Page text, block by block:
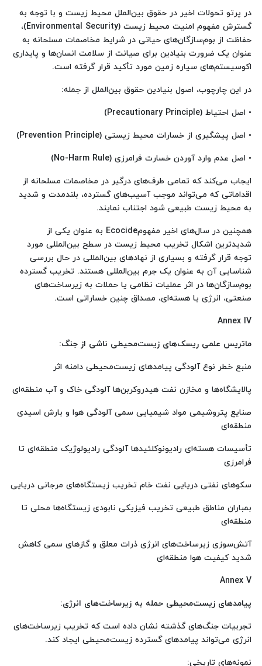
در پرتو تحولات اخیر در حقوق بین‌الملل محیط زیست و با توجه به
گسترش مفهوم امنیت محیط زیست (Environmental Security)،
حفاظت از بوم‌سازگان‌های حیاتی در شرایط مخاصمات مسلحانه به
عنوان یک ضرورت بنیادین برای صیانت از سلامت انسان‌ها و پایداری
اکوسیستم‌های سیاره زمین مورد تأکید قرار گرفته است.
در این چارچوب، اصول بنیادین حقوق بین‌الملل از جمله:
• اصل احتیاط (Precautionary Principle)
• اصل پیشگیری از خسارات محیط زیستی (Prevention Principle)
• اصل عدم وارد آوردن خسارت فرامرزی (No-Harm Rule)
ایجاب می‌کند که تمامی طرف‌های درگیر در مخاصمات مسلحانه از
اقداماتی که می‌تواند موجب آسیب‌های گسترده، بلندمدت و شدید
به محیط زیست طبیعی شود اجتناب نمایند.
همچنین در سال‌های اخیر مفهومEcocide به عنوان یکی از
شدیدترین اشکال تخریب محیط زیست در سطح بین‌المللی مورد
توجه قرار گرفته و بسیاری از نهادهای بین‌المللی در حال بررسی
شناسایی آن به عنوان یک جرم بین‌المللی هستند. تخریب گسترده
بوم‌سازگان‌ها در اثر عملیات نظامی یا حملات به زیرساخت‌های
صنعتی، انرژی یا هسته‌ای، مصداق چنین خساراتی است.
Annex IV
ماتریس علمی ریسک‌های زیست‌محیطی ناشی از جنگ:
منبع خطر نوع آلودگی پیامدهای زیست‌محیطی دامنه اثر
پالایشگاه‌ها و مخازن نفت هیدروکربن‌ها آلودگی خاک و آب منطقه‌ای
صنایع پتروشیمی مواد شیمیایی سمی آلودگی هوا و بارش اسیدی
منطقه‌ای
تأسیسات هسته‌ای رادیونوکلئیدها آلودگی رادیولوژیک منطقه‌ای تا
فرامرزی
سکوهای نفتی دریایی نفت خام تخریب زیستگاه‌های مرجانی دریایی
بمباران مناطق طبیعی تخریب فیزیکی نابودی زیستگاه‌ها محلی تا
منطقه‌ای
آتش‌سوزی زیرساخت‌های انرژی ذرات معلق و گازهای سمی کاهش
شدید کیفیت هوا منطقه‌ای
Annex V
پیامدهای زیست‌محیطی حمله به زیرساخت‌های انرژی:
تجربیات جنگ‌های گذشته نشان داده است که تخریب زیرساخت‌های
انرژی می‌تواند پیامدهای گسترده زیست‌محیطی ایجاد کند.
نمونه‌های تاریخی: